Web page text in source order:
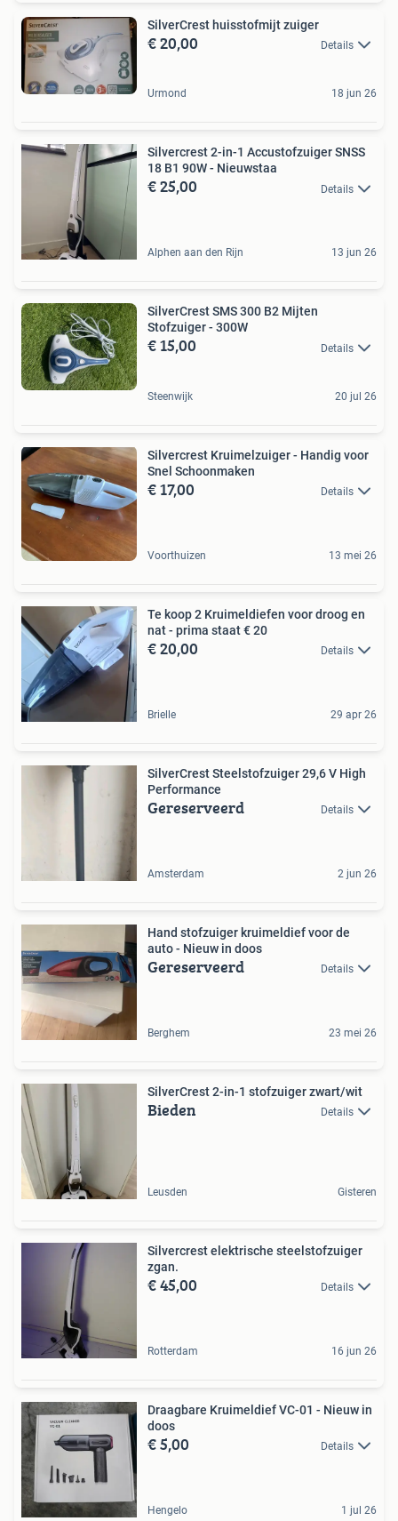
SilverCrest huisstofmijt zuiger
€ 20,00 Details
Urmond 18 jun 26
Silvercrest 2-in-1 Accustofzuiger SNSS
18 B1 90W - Nieuwstaa
€ 25,00 Details
Alphen aan den Rijn 13 jun 26
SilverCrest SMS 300 B2 Mijten
Stofzuiger - 300W
€ 15,00 Details
Steenwijk 20 jul 26
Silvercrest Kruimelzuiger - Handig voor
Snel Schoonmaken
€ 17,00 Details
Voorthuizen 13 mei 26
Te koop 2 Kruimeldiefen voor droog en
nat - prima staat € 20
€ 20,00 Details
Brielle 29 apr 26
SilverCrest Steelstofzuiger 29,6 V High
Performance
Gereserveerd Details
Amsterdam 2 jun 26
Hand stofzuiger kruimeldief voor de
auto - Nieuw in doos
Gereserveerd Details
Berghem 23 mei 26
SilverCrest 2-in-1 stofzuiger zwart/wit
Bieden Details
Leusden Gisteren
Silvercrest elektrische steelstofzuiger
zgan.
€ 45,00 Details
Rotterdam 16 jun 26
Draagbare Kruimeldief VC-01 - Nieuw in
doos
€ 5,00 Details
Hengelo 1 jul 26